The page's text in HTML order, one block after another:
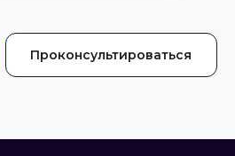
Проконсультироваться